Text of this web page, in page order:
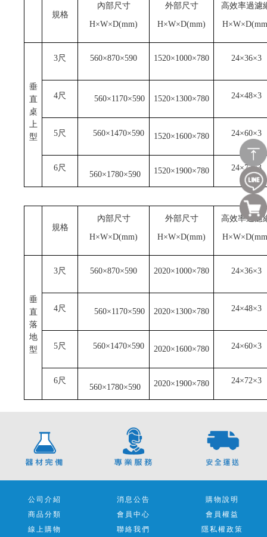
規格
內部尺寸
H×W×D(mm)
外部尺寸
H×W×D(mm)
高效率過濾
H
垂
直
桌
上
型
3尺 560×870×590 1520×1000×780 24×36×3
4尺 560×1170×590 1520×1300×780 24×48×3
5尺 560×1470×590 1520×1600×780 24×60×3
6尺
560×1780×590 1520×1900×780 24×72×3
規格
內部尺寸
H×W×D(mm)
外部尺寸
H×W×D(mm)
高效率過濾
H
垂
直
落
地
型
3尺 560×870×590 2020×1000×780 24×36×3
4尺 560×1170×590 2020×1300×780 24×48×3
5尺 560×1470×590 2020×1600×780 24×60×3
6尺
560×1780×590 2020×1900×780 24×72×3
公司介紹 消息公告
購物說明
商品分類
會員中心
會員權益
線上購物
聯絡我們 隱私權政策